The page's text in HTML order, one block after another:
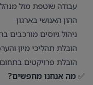
עבודה שוטפת מול
ההון האנושי בארגון
ניהול גיוסים מורכבים
הובלת תהליכי מיון
הובלת פרויקטים
✅מה אנחנו מחפשים?